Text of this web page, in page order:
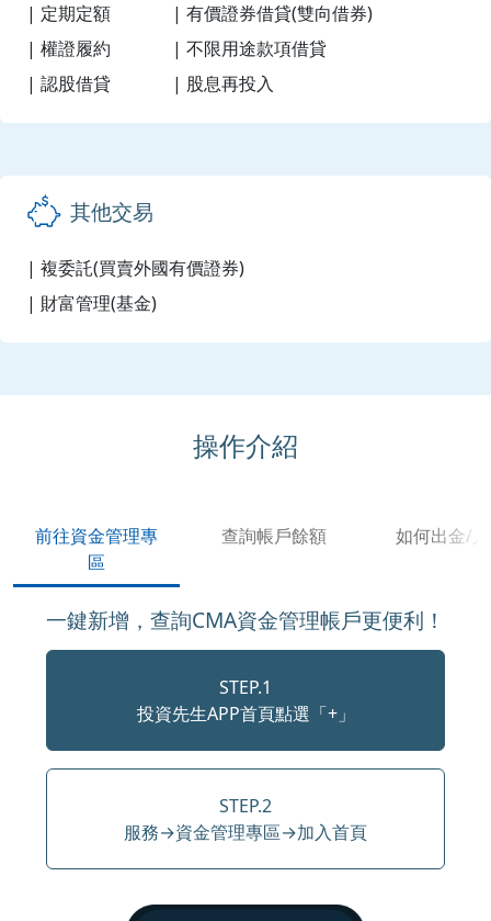
| 定期定額
| 權證履約
| 認股借貸
| 有價證券借貸(雙向借券)
| 不限用途款項借貸
| 股息再投入
其他交易
| 複委託(買賣外國有價證券)
| 財富管理(基金)
操作介紹
前往資金管理專
區
查詢帳戶餘額 如何出金/
一鍵新增，查詢CMA資金管理帳戶更便利！
STEP.1
投資先生APP首頁點選「+」
STEP.2
服務→資金管理專區→加入首頁